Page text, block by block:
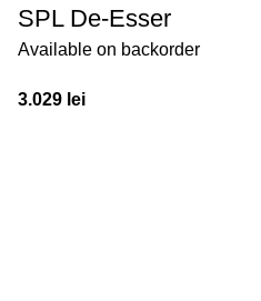
SPL De-Esser
Available on backorder
3.029 lei